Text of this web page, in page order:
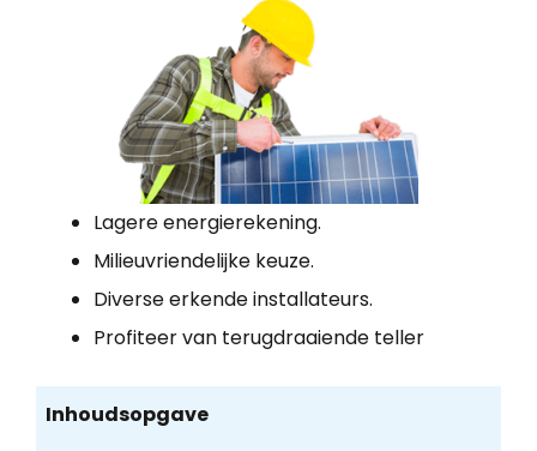
Lagere energierekening.
Milieuvriendelijke keuze.
Diverse erkende installateurs.
Profiteer van terugdraaiende teller
Inhoudsopgave